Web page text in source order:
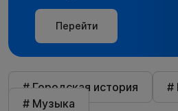
Перейти
# Городская история
#
# Музыка